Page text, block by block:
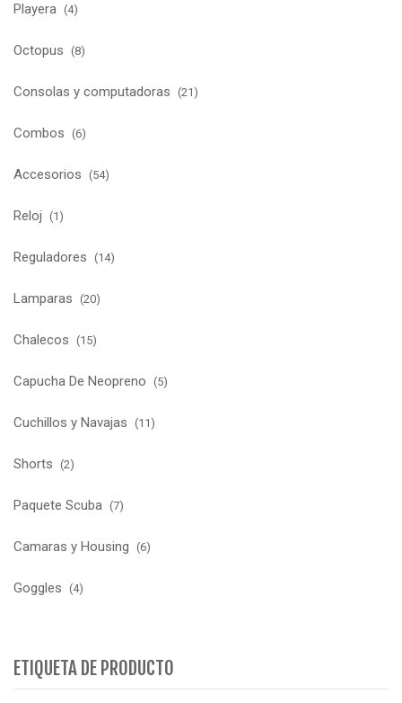
Playera (4)
Octopus (8)
Consolas y computadoras (21)
Combos (6)
Accesorios (54)
Reloj (1)
Reguladores (14)
Lamparas (20)
Chalecos (15)
Capucha De Neopreno (5)
Cuchillos y Navajas (11)
Shorts (2)
Paquete Scuba (7)
Camaras y Housing (6)
Goggles (4)
ETIQUETA DE PRODUCTO